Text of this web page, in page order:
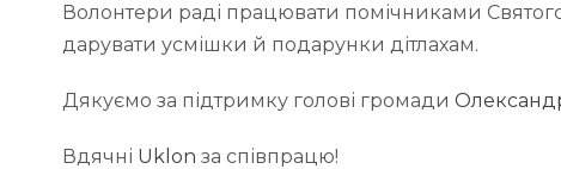
Волонтери раді працювати помічниками
дарувати усмішки й подарунки дітлахам.
Дякуємо за підтримку голові громади
Вдячні Uklon за співпрацю!